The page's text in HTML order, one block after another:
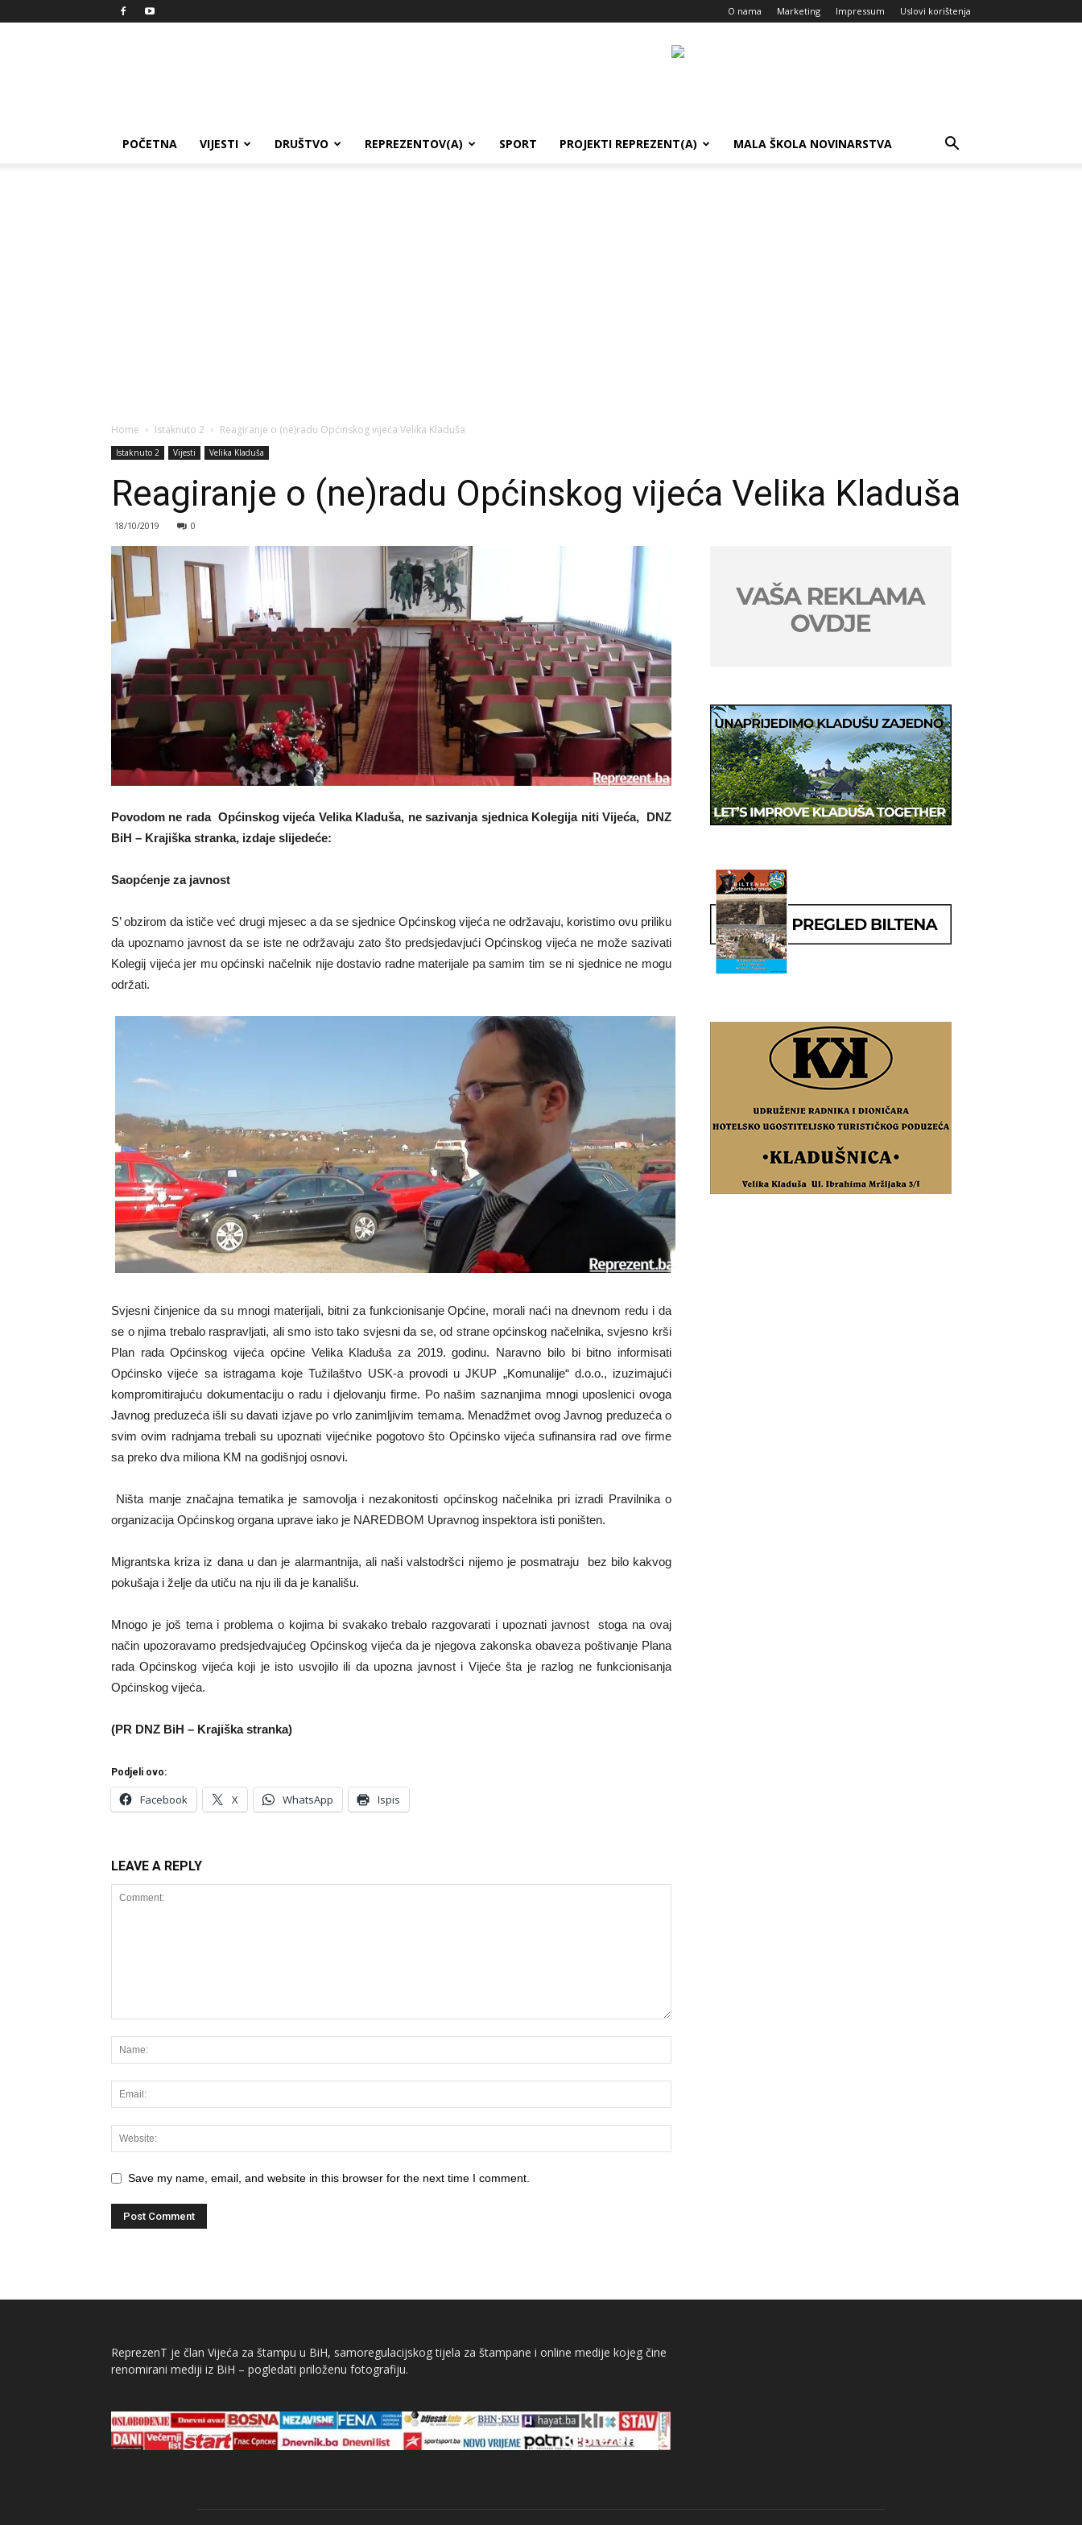
O nama Marketing Impressum Uslovi korištenja
POČETNA VIJESTI DRUŠTVO REPREZENTOV(A) SPORT PROJEKTI REPREZENT(A) MALA ŠKOLA NOVINARSTVA
Home Istaknuto 2 Reagiranje o (ne)radu Općinskog vijeća Velika Kladuša
Istaknuto 2 Vijesti Velika Kladuša
Reagiranje o (ne)radu Općinskog vijeća Velika Kladuša
18/10/2019 0
Povodom ne rada Općinskog vijeća Velika Kladuša, ne sazivanja sjednica Kolegija niti Vijeća, DNZ
BiH – Krajiška stranka, izdaje slijedeće:
Saopćenje za javnost
S’ obzirom da ističe već drugi mjesec a da se sjednice Općinskog vijeća ne održavaju, koristimo ovu priliku
da upoznamo javnost da se iste ne održavaju zato što predsjedavjući Općinskog vijeća ne može sazivati
Kolegij vijeća jer mu općinski načelnik nije dostavio radne materijale pa samim tim se ni sjednice ne mogu
održati.
Svjesni činjenice da su mnogi materijali, bitni za funkcionisanje Općine, morali naći na dnevnom redu i da
se o njima trebalo raspravljati, ali smo isto tako svjesni da se, od strane općinskog načelnika, svjesno krši
Plan rada Općinskog vijeća općine Velika Kladuša za 2019. godinu. Naravno bilo bi bitno informisati
Općinsko vijeće sa istragama koje Tužilaštvo USK-a provodi u JKUP „Komunalije“ d.o.o., izuzimajući
kompromitirajuću dokumentaciju o radu i djelovanju firme. Po našim saznanjima mnogi uposlenici ovoga
Javnog preduzeća išli su davati izjave po vrlo zanimljivim temama. Menadžmet ovog Javnog preduzeća o
svim ovim radnjama trebali su upoznati vijećnike pogotovo što Općinsko vijeća sufinansira rad ove firme
sa preko dva miliona KM na godišnjoj osnovi.
Ništa manje značajna tematika je samovolja i nezakonitosti općinskog načelnika pri izradi Pravilnika o
organizacija Općinskog organa uprave iako je NAREDBOM Upravnog inspektora isti poništen.
Migrantska kriza iz dana u dan je alarmantnija, ali naši valstodršci nijemo je posmatraju bez bilo kakvog
pokušaja i želje da utiču na nju ili da je kanališu.
Mnogo je još tema i problema o kojima bi svakako trebalo razgovarati i upoznati javnost stoga na ovaj
način upozoravamo predsjedvajućeg Općinskog vijeća da je njegova zakonska obaveza poštivanje Plana
rada Općinskog vijeća koji je isto usvojilo ili da upozna javnost i Vijeće šta je razlog ne funkcionisanja
Općinskog vijeća.
(PR DNZ BiH – Krajiška stranka)
Podjeli ovo:
Facebook X WhatsApp Ispis
LEAVE A REPLY
Save my name, email, and website in this browser for the next time I comment.
ReprezenT je član Vijeća za štampu u BiH, samoregulacijskog tijela za štampane i online medije kojeg čine
renomirani mediji iz BiH – pogledati priloženu fotografiju.